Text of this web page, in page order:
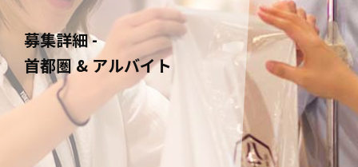
募集詳細 -
首都圏 & アルバイト